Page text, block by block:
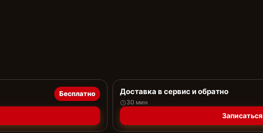
Бесплатно Доставка в сервис и обратно
30 мин
Записаться